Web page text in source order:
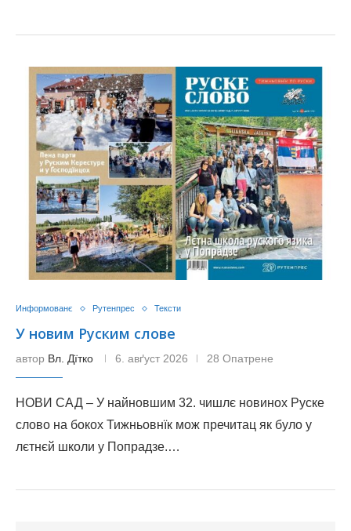
Информованє Рутенпрес Тексти
У новим Руским слове
автор Вл. Дїтко 6. авґуст 2026 28 Опатрене
НОВИ САД – У найновшим 32. чишлє новинох Руске
слово на бокох Тижньовнїк мож пречитац як було у
лєтнєй школи у Попрадзе.…